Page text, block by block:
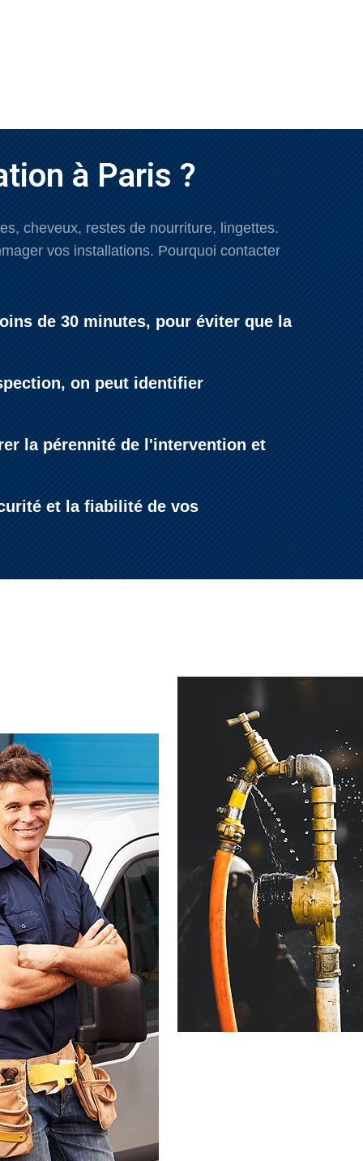
à Paris ?
cheveux, restes de nourriture, lingettes.
vos installations. Pourquoi contacter
de 30 minutes, pour éviter que la
on peut identifier
la pérennité de l'intervention et
et la fiabilité de vos